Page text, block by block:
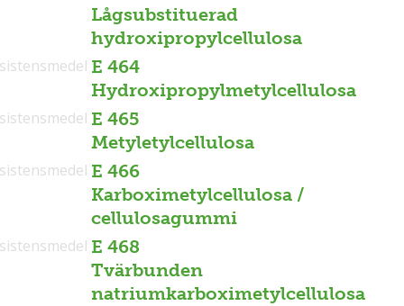
Lågsubstituerad
hydroxipropylcellulosa
E 464
Hydroxipropylmetylcellulosa
E 465
Metyletylcellulosa
E 466
Karboximetylcellulosa /
cellulosagummi
E 468
Tvärbunden
natriumkarboximetylcellulosa